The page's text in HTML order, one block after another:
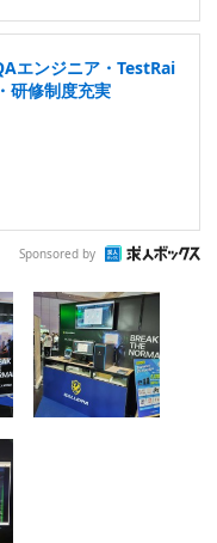
エンジニア・TestRai
研修制度充実
Sponsored by